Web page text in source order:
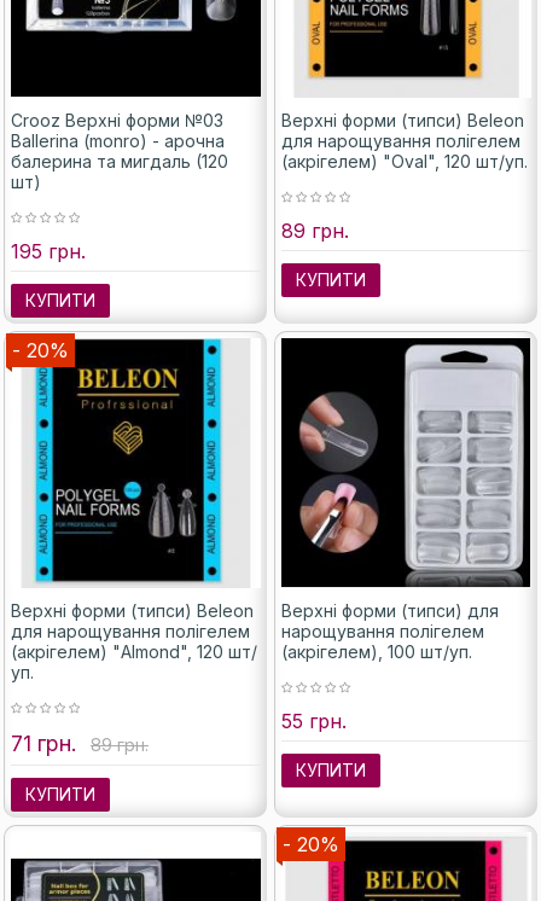
Crooz Верхні форми №03
Ballerina (monro) - арочна
балерина та мигдаль (120
шт)
195 грн.
КУПИТИ
Верхні форми (типси) Beleon
для нарощування полігелем
(акрігелем) "Oval", 120 шт/уп.
89 грн.
КУПИТИ
- 20%
Верхні форми (типси) Beleon
для нарощування полігелем
(акрігелем) "Almond", 120 шт/
уп.
71 грн. 89 грн.
КУПИТИ
Верхні форми (типси) для
нарощування полігелем
(акрігелем), 100 шт/уп.
55 грн.
КУПИТИ
- 20%